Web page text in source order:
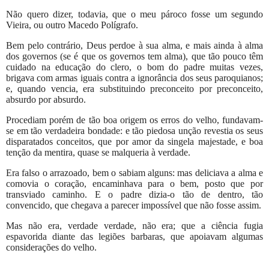
Não quero dizer, todavia, que o meu pároco fosse um segundo
Vieira, ou outro Macedo Polígrafo.
Bem pelo contrário, Deus perdoe à sua alma, e mais ainda à alma
dos governos (se é que os governos tem alma), que tão pouco têm
cuidado na educação do clero, o bom do padre muitas vezes,
brigava com armas iguais contra a ignorância dos seus paroquianos;
e, quando vencia, era substituindo preconceito por preconceito,
absurdo por absurdo.
Procediam porém de tão boa origem os erros do velho, fundavam-
se em tão verdadeira bondade: e tão piedosa unção revestia os seus
disparatados conceitos, que por amor da singela majestade, e boa
tenção da mentira, quase se malqueria à verdade.
Era falso o arrazoado, bem o sabiam alguns: mas deliciava a alma e
comovia o coração, encaminhava para o bem, posto que por
transviado caminho. E o padre dizia-o tão de dentro, tão
convencido, que chegava a parecer impossível que não fosse assim.
Mas não era, verdade verdade, não era; que a ciência fugia
espavorida diante das legiões barbaras, que apoiavam algumas
considerações do velho.